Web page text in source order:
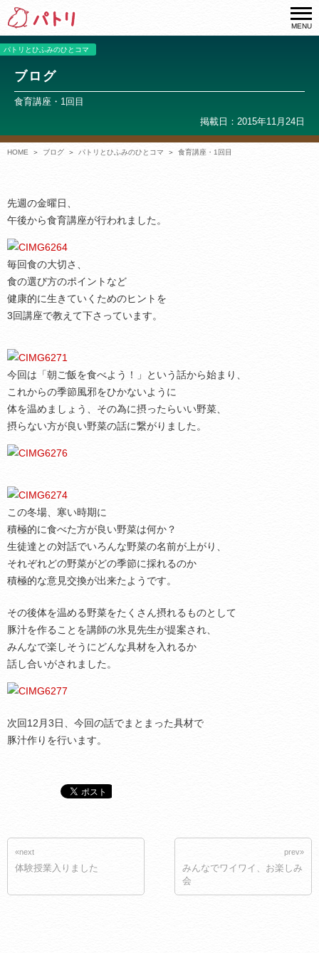
MENU
パトリとひふみのひとコマ
ブログ
食育講座・1回目
掲載日：2015年11月24日
HOME ブログ パトリとひふみのひとコマ 食育講座・1回目
先週の金曜日、
午後から食育講座が行われました。
毎回食の大切さ、
食の選び方のポイントなど
健康的に生きていくためのヒントを
3回講座で教えて下さっています。
今回は「朝ご飯を食べよう！」という話から始まり、
これからの季節風邪をひかないように
体を温めましょう、その為に摂ったらいい野菜、
摂らない方が良い野菜の話に繋がりました。
この冬場、寒い時期に
積極的に食べた方が良い野菜は何か？
生徒達との対話でいろんな野菜の名前が上がり、
それぞれどの野菜がどの季節に採れるのか
積極的な意見交換が出来たようです。
その後体を温める野菜をたくさん摂れるものとして
豚汁を作ることを講師の氷見先生が提案され、
みんなで楽しそうにどんな具材を入れるか
話し合いがされました。
次回12月3日、今回の話でまとまった具材で
豚汁作りを行います。
«next
体験授業入りました
prev»
みんなでワイワイ、お楽しみ
会